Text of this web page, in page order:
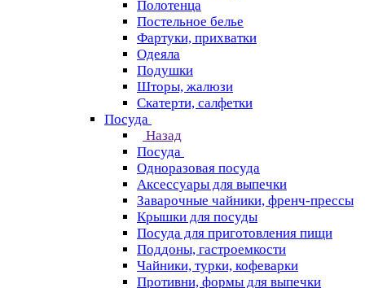
Полотенца
Постельное белье
Фартуки, прихватки
Одеяла
Подушки
Шторы, жалюзи
Скатерти, салфетки
Посуда
Назад
Посуда
Одноразовая посуда
Аксессуары для выпечки
Заварочные чайники, френч-прессы
Крышки для посуды
Посуда для приготовления пищи
Поддоны, гастроемкости
Чайники, турки, кофеварки
Противни, формы для выпечки